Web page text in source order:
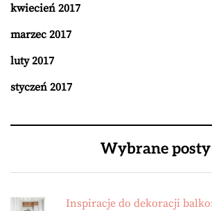
kwiecień 2017
marzec 2017
luty 2017
styczeń 2017
Wybrane posty
Inspiracje do dekoracji